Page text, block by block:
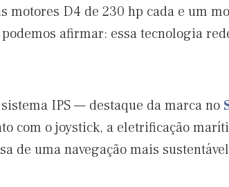
motores D4 de 230 hp cada e um
afirmar: essa tecnologia
IPS — destaque da marca no
com o joystick, a eletrificação
de uma navegação mais